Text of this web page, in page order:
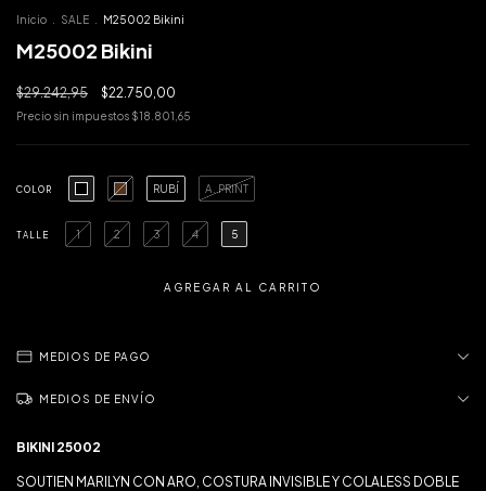
Inicio SALE M25002 Bikini
M25002 Bikini
$29.242,95 $22.750,00
Precio sin impuestos $18.801,65
COLOR RUBÍ A. PRINT
TALLE 1 2 3 4 5
MEDIOS DE PAGO
MEDIOS DE ENVÍO
BIKINI 25002
SOUTIEN MARILYN CON ARO, COSTURA INVISIBLE Y COLALESS DOBLE